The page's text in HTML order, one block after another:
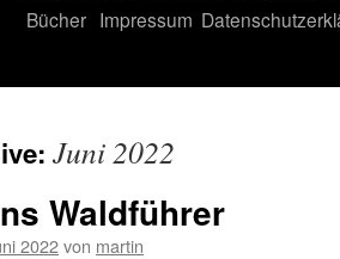
Bücher Impressum
Juni 2022
Waldführer
2022von martin